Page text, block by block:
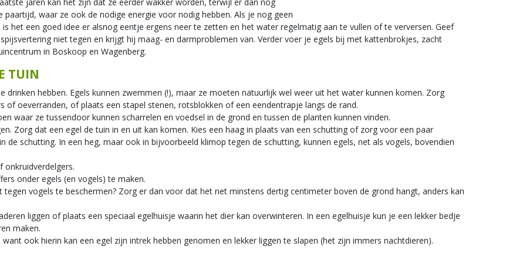
waar ze ook de nodige energie voor nodig hebben. Als je nog geen
het een goed idee er alsnog eentje ergens neer te zetten en het water regelmatig aan te vullen of te verversen. Geef
niet tegen en krijgt hij maag- en darmproblemen van. Verder voer je egels bij met kattenbrokjes, zacht
in Boskoop en Wagenberg.
TUIN
drinken hebben. Egels kunnen zwemmen (!), maar ze moeten natuurlijk wel weer uit het water kunnen komen. Zorg
of oeverranden, of plaats een stapel stenen, rotsblokken of een eendentrapje langs de rand.
waar ze tussendoor kunnen scharrelen en voedsel in de grond en tussen de planten kunnen vinden.
Zorg dat een egel de tuin in en uit kan komen. Kies een haag in plaats van een schutting of zorg voor een paar
de schutting. In een heg, maar ook in bijvoorbeeld klimop tegen de schutting, kunnen egels, net als vogels, bovendien
onkruidverdelgers.
onder egels (en vogels) te maken.
vogels te beschermen? Zorg er dan voor dat het net minstens dertig centimeter boven de grond hangt, anders kan
liggen of plaats een speciaal egelhuisje waarin het dier kan overwinteren. In een egelhuisje kun je een lekker bedje
maken.
ook hierin kan een egel zijn intrek hebben genomen en lekker liggen te slapen (het zijn immers nachtdieren).